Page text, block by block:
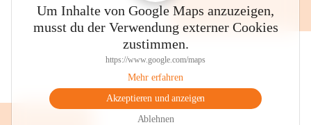
Um Inhalte von Google Maps anzuzeigen,
musst du der Verwendung externer Cookies
zustimmen.
https://www.google.com/maps
Mehr erfahren
Akzeptieren und anzeigen
Ablehnen